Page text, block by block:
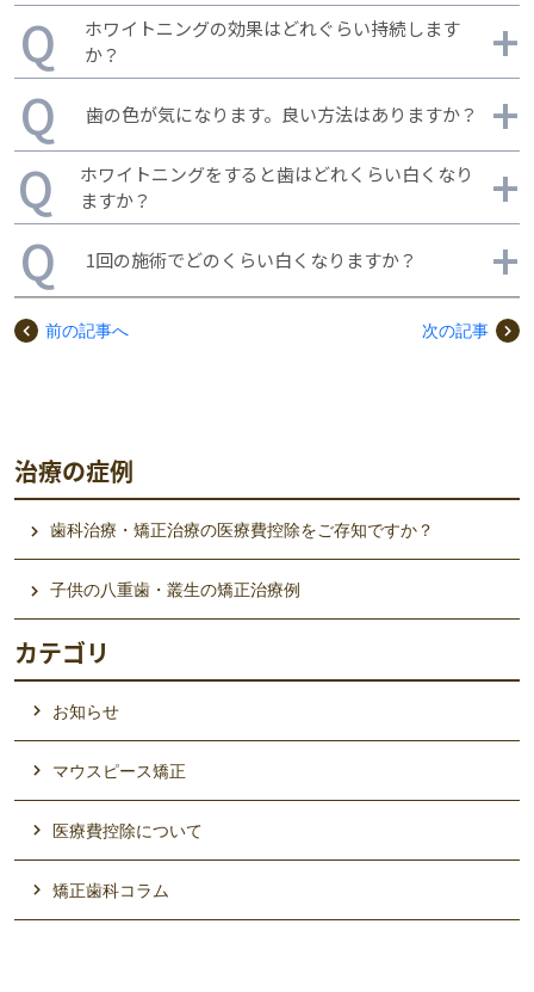
そのため、妊娠中は当院での過酸化物を用いたホワイト
ニングはお断りさせていただいております。 また、妊
娠中だけではなく、授乳中も薬剤が乳児に影響を与える
かどうかが明確でないため授乳中の方も ホワイトニン
グはお断りさせていただいております。
ホワイトニング中、知覚過敏のようなヒリヒリ感がでる
ことがあります。 ヒリヒリ感も、ほとんどの方は治療
終了とともに消失します 歯にひび（クラック）がある
方は施術中に痛みが出ることもございます。 こちらに
関してはホワイトニング前の歯のチェックでひび（クラ
ック）の有無の確認を行います。 ひび（クラック）が
ある歯に対しては痛みが出にくいように事前処置をし、
ホワイトニングを行います。
目的や目指す白さにによって、お勧めの回数やペースが
異なります。 1回だけの施術も可能ですし、白さをキー
プするためのメンテナンスであれば2〜3ヶ月に1度、 急
いで白さを深めたい場合は早めのペースで複数回のホワ
イトニングを受けることがお勧めです。 ※ポリリンホ
ワイトニングは歯をダメージから守る働きがあるため、
期間を空けずに連続して施術を受けることが可能です。
ホワイトニングの効果はどれぐらい持続します
か？
残念ながらホワイトニングの効果は一生持続するもので
はありません。数ヶ月～数年と効果の持続に個人差があ
ります。 理想的な白さを保つためには定期的なチェッ
クをお勧めします。食生活などの個人差にもよります。
普段の生活で新たな色がまた着いてくるのですが、気に
なったタイミングでまたホワイトニングしていただくこ
歯の色が気になります。良い方法はありますか？
歯の変色にはさまざまな原因が考えられます。 タバコ
のヤニ、お茶、コーヒーなどの飲料、加齢、時間がたっ
た詰め物、神経を取った歯などは、全て着色の原因にな
ります。 また、発育期の抗生物質の服用による副作用
については一度カウンセリングでご相談ください。
ホワイトニングをすると歯はどれくらい白くなり
ますか？
ホワイトニングの効果は個人差があります。 歯の質に
よって白くなりやすい方、なりにくい方がおられます。
1回の施術でどのくらい白くなりますか？
どの方がその場で効果をご実感いただけております。
前の記事へ 次の記事
治療の症例
歯科治療・矯正治療の医療費控除をご存知ですか？
子供の八重歯・叢生の矯正治療例
カテゴリ
お知らせ
マウスピース矯正
医療費控除について
矯正歯科コラム